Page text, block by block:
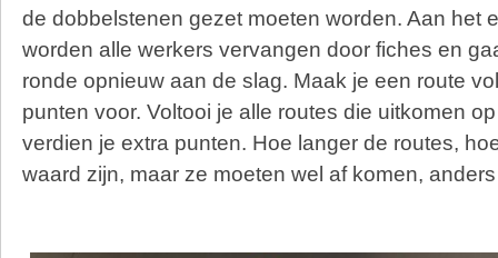
de dobbelstenen gezet moeten worden. Aan het
worden alle werkers vervangen door fiches en
ronde opnieuw aan de slag. Maak je een route
punten voor. Voltooi je alle routes die uitkomen
verdien je extra punten. Hoe langer de routes,
waard zijn, maar ze moeten wel af komen,